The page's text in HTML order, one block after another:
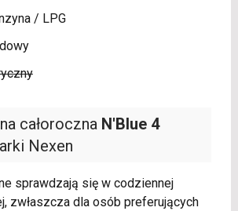
całoroczna N'Blue 4
Nexen
sprawdzają się w codziennej
zwłaszcza dla osób preferujących
/ LPG